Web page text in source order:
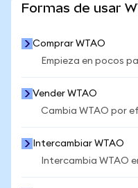
Formas de usar
Comprar WTAO
Empieza en pocos
Vender WTAO
Cambia WTAO por
Intercambiar WTAO
Intercambia WTAO